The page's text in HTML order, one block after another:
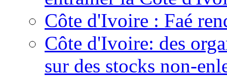
Côte d'Ivoire : Faé
Côte d'Ivoire: des
sur des stocks non-